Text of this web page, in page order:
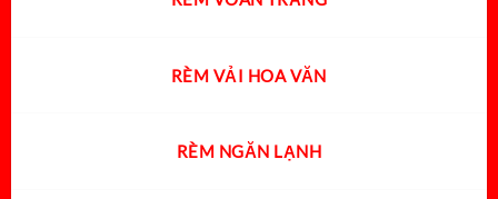
RÈM VẢI HOA VĂN
RÈM NGĂN LẠNH